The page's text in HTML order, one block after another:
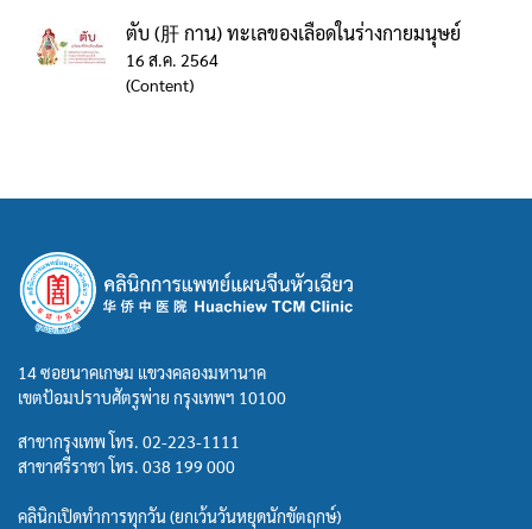
ตับ (肝 กาน) ทะเลของเลือดในร่างกายมนุษย์
16 ส.ค. 2564
(Content)
14 ซอยนาคเกษม แขวงคลองมหานาค
เขตป้อมปราบศัตรูพ่าย กรุงเทพฯ 10100
สาขากรุงเทพ โทร. 02-223-1111
สาขาศรีราชา โทร. 038 199 000
คลินิกเปิดทำการทุกวัน (ยกเว้นวันหยุดนักขัตฤกษ์)